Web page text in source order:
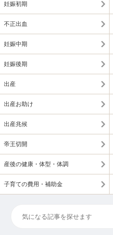
妊娠初期
不正出血
妊娠中期
妊娠後期
出産
出産お助け
出産兆候
帝王切開
産後の健康・体型・体調
子育ての費用・補助金